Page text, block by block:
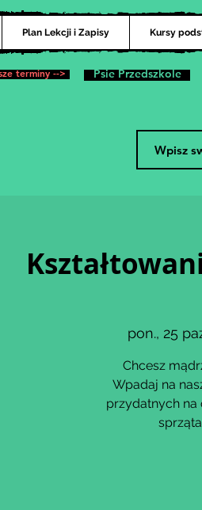
Plan Lekcji i Zapisy Kursy
terminy --> Psie Przedszkole
pon., 25
Chcesz
Wpadaj na
przydatnych na